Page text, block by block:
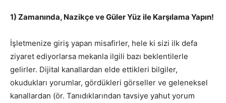
1) Zamanında, Nazikçe ve Güler Yüz ile Karşılama Yapın!
İşletmenize giriş yapan misafirler, hele ki sizi ilk defa
ziyaret ediyorlarsa mekanla ilgili bazı beklentilerle
gelirler. Dijital kanallardan elde ettikleri bilgiler,
okudukları yorumlar, gördükleri görseller ve geleneksel
kanallardan (ör. Tanıdıklarından tavsiye yahut yorum